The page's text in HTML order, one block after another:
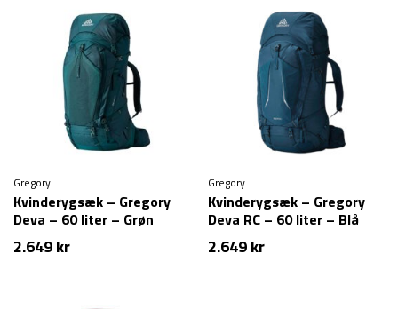
Gregory
Kvinderygsæk – Gregory
Deva – 60 liter – Grøn
2.649kr
Gregory
Kvinderygsæk – Gregory
Deva RC – 60 liter – Blå
2.649kr